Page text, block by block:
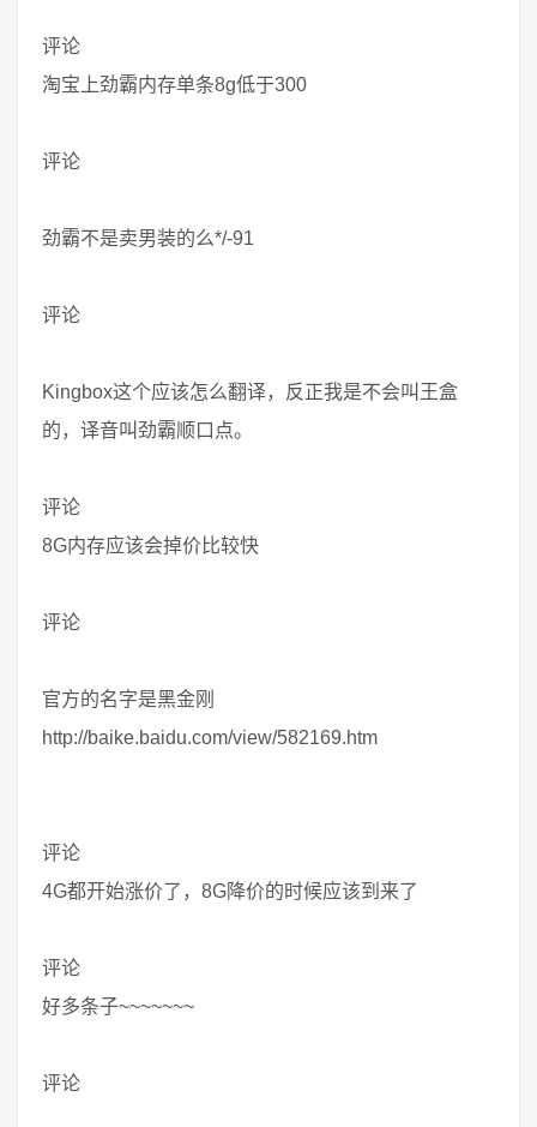
评论
淘宝上劲霸内存单条8g低于300
评论
劲霸不是卖男装的么*/-91
评论
Kingbox这个应该怎么翻译，反正我是不会叫王盒
的，译音叫劲霸顺口点。
评论
8G内存应该会掉价比较快
评论
官方的名字是黑金刚
http://baike.baidu.com/view/582169.htm
评论
4G都开始涨价了，8G降价的时候应该到来了
评论
好多条子~~~~~~~
评论